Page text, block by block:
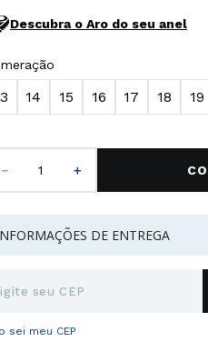
Descubra o Aro do seu anel
14 15 16 17 18 19
＋
DE ENTREGA
sei meu CEP